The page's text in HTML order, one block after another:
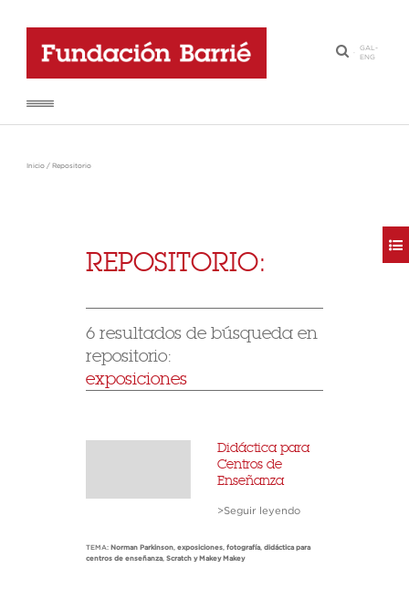
·
GAL-
ENG
Inicio / Repositorio
REPOSITORIO:
6 resultados de búsqueda en
repositorio:
exposiciones
Didáctica para
Centros de
Enseñanza
>Seguir leyendo
TEMA: Norman Parkinson, exposiciones, fotografía, didáctica para
centros de enseñanza, Scratch y Makey Makey